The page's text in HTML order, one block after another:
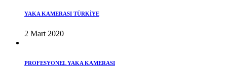
YAKA KAMERASI TÜRKİYE
2 Mart 2020
PROFESYONEL YAKA KAMERASI